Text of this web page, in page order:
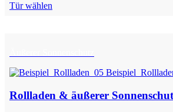
Tür wählen
Rollladen & äußerer